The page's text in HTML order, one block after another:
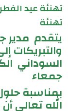
تهنئة عيد
تهنئة
يتقدم مدير
والتبريكات
السوداني
جمعاء
بمناسبة
الله تعالى